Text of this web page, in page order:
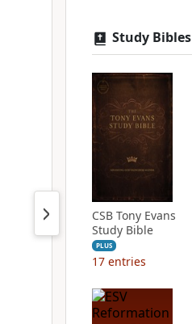
Study Bibles
CSB Tony Evans
Study Bible
PLUS
17 entries